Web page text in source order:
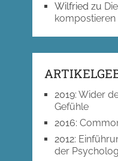
Wilfried zu
kompostieren
2019: Wider
Gefühle
2016:
2012:
der